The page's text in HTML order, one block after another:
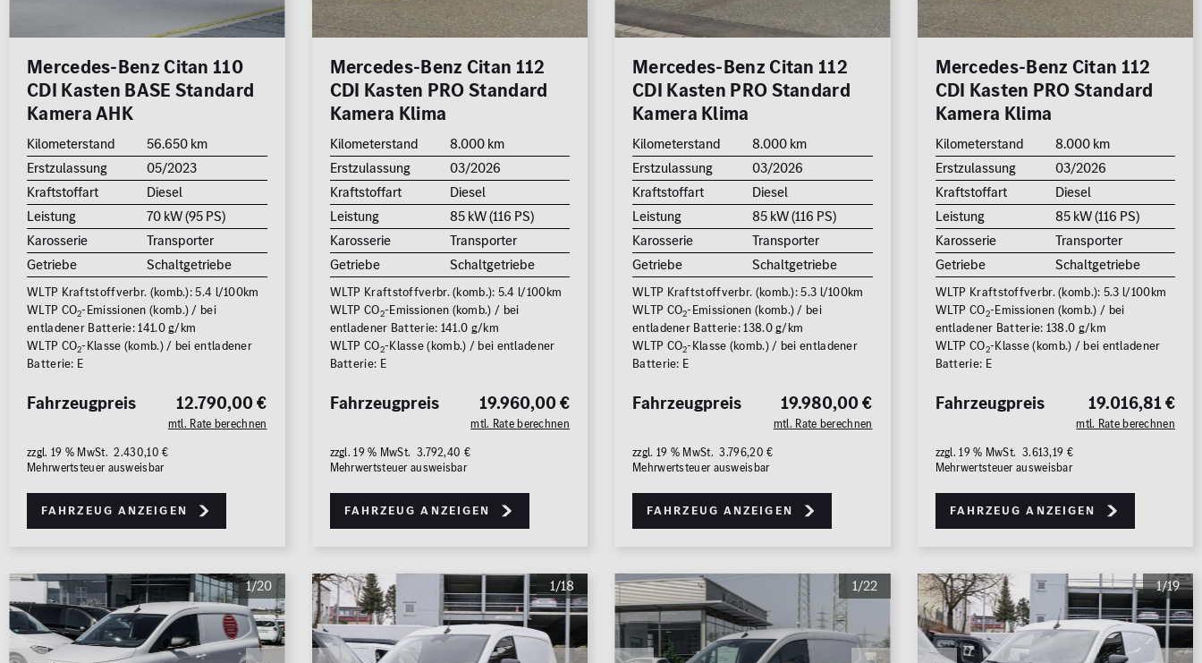
0 € 500.000 €
Nettopreis anzeigen
FAHRZEUGE ANZEIGEN
Zurücksetzen
11 FAHRZEUGE ANZEIGEN
Mercedes-Benz Citan 110
CDI Kasten BASE Standard
Kamera AHK
Kilometerstand
56.650 km
Erstzulassung
05/2023
Kraftstoffart
Diesel
Leistung
70 kW (95 PS)
Karosserie
Transporter
Getriebe
Schaltgetriebe
WLTP Kraftstoffverbr. (komb.): 5.4 l/100km
WLTP CO2-Emissionen (komb.) / bei
entladener Batterie: 141.0 g/km
WLTP CO2-Klasse (komb.) / bei entladener
Batterie: E
12.790,00 €
mtl. Rate berechnen
Fahrzeugpreis
zzgl. 19 % MwSt. 2.430,10 €
Mehrwertsteuer ausweisbar
Fahrzeug anzeigen
Mercedes-Benz Citan 112
CDI Kasten PRO Standard
Kamera Klima
Kilometerstand
8.000 km
Erstzulassung
03/2026
Kraftstoffart
Diesel
Leistung
85 kW (116 PS)
Karosserie
Transporter
Getriebe
Schaltgetriebe
WLTP Kraftstoffverbr. (komb.): 5.4 l/100km
WLTP CO2-Emissionen (komb.) / bei
entladener Batterie: 141.0 g/km
WLTP CO2-Klasse (komb.) / bei entladener
Batterie: E
19.960,00 €
mtl. Rate berechnen
Fahrzeugpreis
zzgl. 19 % MwSt. 3.792,40 €
Mehrwertsteuer ausweisbar
Fahrzeug anzeigen
Mercedes-Benz Citan 112
CDI Kasten PRO Standard
Kamera Klima
Kilometerstand
8.000 km
Erstzulassung
03/2026
Kraftstoffart
Diesel
Leistung
85 kW (116 PS)
Karosserie
Transporter
Getriebe
Schaltgetriebe
WLTP Kraftstoffverbr. (komb.): 5.3 l/100km
WLTP CO2-Emissionen (komb.) / bei
entladener Batterie: 138.0 g/km
WLTP CO2-Klasse (komb.) / bei entladener
Batterie: E
19.980,00 €
mtl. Rate berechnen
Fahrzeugpreis
zzgl. 19 % MwSt. 3.796,20 €
Mehrwertsteuer ausweisbar
Fahrzeug anzeigen
Mercedes-Benz Citan 112
CDI Kasten PRO Standard
Kamera Klima
Kilometerstand
8.000 km
Erstzulassung
03/2026
Kraftstoffart
Diesel
Leistung
85 kW (116 PS)
Karosserie
Transporter
Getriebe
Schaltgetriebe
WLTP Kraftstoffverbr. (komb.): 5.3 l/100km
WLTP CO2-Emissionen (komb.) / bei
entladener Batterie: 138.0 g/km
WLTP CO2-Klasse (komb.) / bei entladener
Batterie: E
19.016,81 €
mtl. Rate berechnen
Fahrzeugpreis
zzgl. 19 % MwSt. 3.613,19 €
Mehrwertsteuer ausweisbar
Fahrzeug anzeigen
1/20 1/18 1/22 1/19